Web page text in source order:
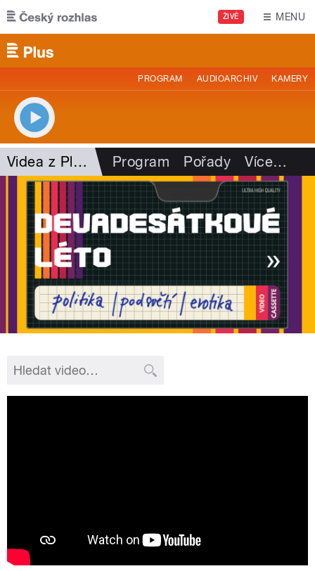
Přejít k hlavnímu obsahu
ŽIVĚ MENU
PROGRAM AUDIOARCHIV KAMERY
Videa z Plusu Program Pořady Více…